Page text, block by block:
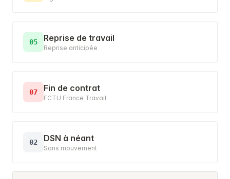
05 Reprise de travail
Reprise anticipée
07 Fin de contrat
FCTU France Travail
02 DSN à néant
Sans mouvement